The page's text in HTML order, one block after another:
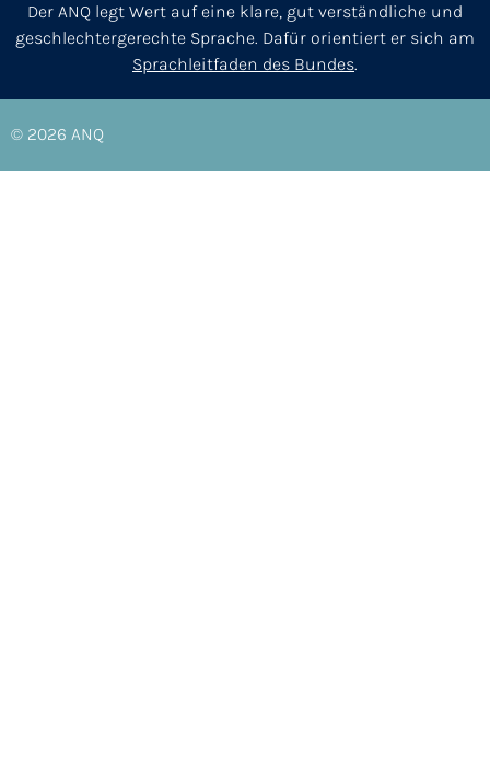
Der ANQ legt Wert auf eine klare, gut verständliche und
geschlechtergerechte Sprache. Dafür orientiert er sich am
Sprachleitfaden des Bundes.
© 2026 ANQ